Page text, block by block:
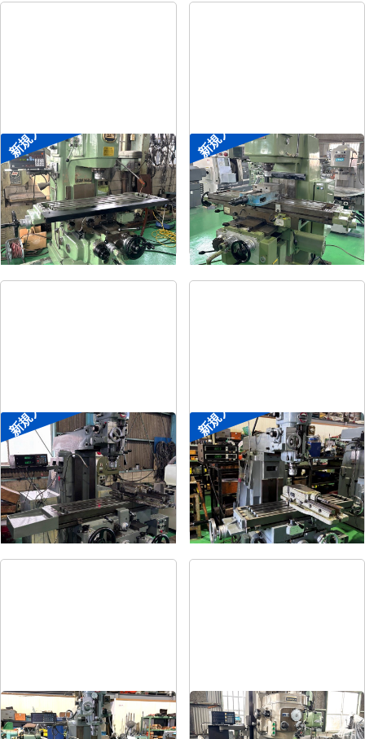
新規入荷
#2立フライス盤
メーカー 平岡工業
形 式MS-V
年 式1993
新規入荷
#2立フライス盤
メーカー 大隈豊和
形 式STM-2V
年 式1990
新規入荷
#2ラムフライス盤
メーカー 静岡
形 式 VHR-SD
年 式-
新規入荷
#1ラムフライス盤
メーカー 静岡
形 式 ST-BC
年 式-
#1.5ラムフライス盤 #2立フライス盤